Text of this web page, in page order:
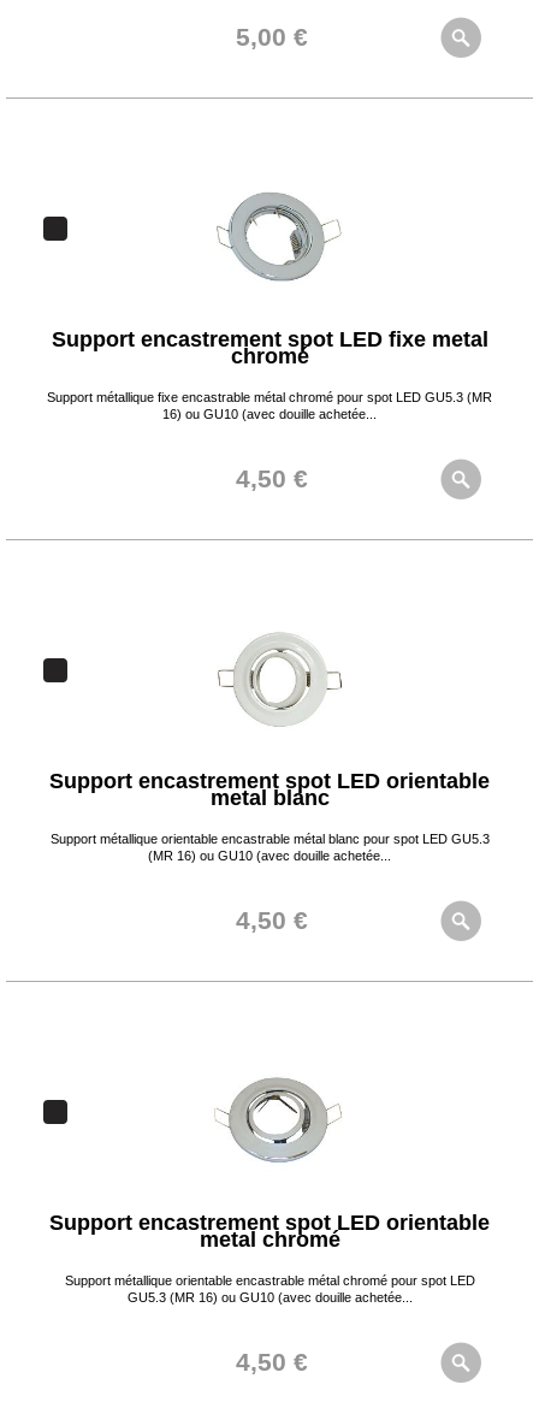
5,00 €
Support encastrement spot LED fixe metal
chromé
Support métallique fixe encastrable métal chromé pour spot LED GU5.3 (MR
16) ou GU10 (avec douille achetée...
4,50 €
Support encastrement spot LED orientable
metal blanc
Support métallique orientable encastrable métal blanc pour spot LED GU5.3
(MR 16) ou GU10 (avec douille achetée...
4,50 €
Support encastrement spot LED orientable
metal chromé
Support métallique orientable encastrable métal chromé pour spot LED
GU5.3 (MR 16) ou GU10 (avec douille achetée...
4,50 €